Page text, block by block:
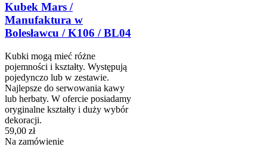
Kubek Mars /
Manufaktura w
Bolesławcu / K106 / BL04
Kubki mogą mieć różne
pojemności i kształty. Występują
pojedynczo lub w zestawie.
Najlepsze do serwowania kawy
lub herbaty. W ofercie posiadamy
oryginalne kształty i duży wybór
dekoracji.
59,00 zł
Na zamówienie